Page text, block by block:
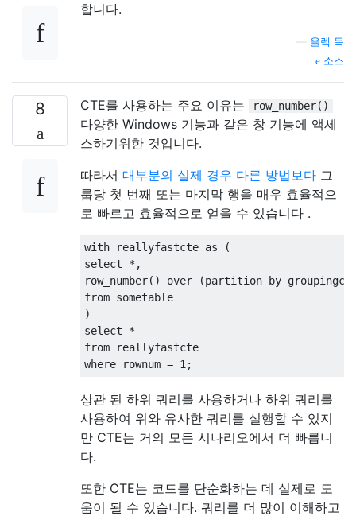
합니다.
올렉 독
소스
8 CTE를 사용하는 주요 이유는 row_number()
다양한 Windows 기능과 같은 창 기능에 액세
스하기위한 것입니다.
따라서 대부분의 실제 경우 다른 방법보다 그
룹당 첫 번째 또는 마지막 행을 매우 효율적으
로 빠르고 효율적으로 얻을 수 있습니다 .
with reallyfastcte as
(
select
*,
row_number() over (partition by
from sometable
)
select
*
from reallyfastcte
where rownum = 1 ;
상관 된 하위 쿼리를 사용하거나 하위 쿼리를
사용하여 위와 유사한 쿼리를 실행할 수 있지
만 CTE는 거의 모든 시나리오에서 더 빠릅니
다.
또한 CTE는 코드를 단순화하는 데 실제로 도
움이 될 수 있습니다. 쿼리를 더 많이 이해하고